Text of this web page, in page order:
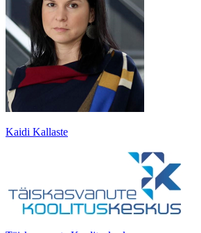
Kaidi Kallaste